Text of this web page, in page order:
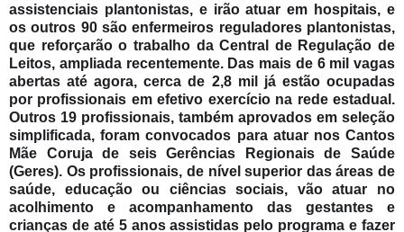
assistenciais plantonistas, e irão atuar em hospitais, e
os outros 90 são enfermeiros reguladores plantonistas,
que reforçarão o trabalho da Central de Regulação de
Leitos, ampliada recentemente. Das mais de 6 mil vagas
abertas até agora, cerca de 2,8 mil já estão ocupadas
por profissionais em efetivo exercício na rede estadual.
Outros 19 profissionais, também aprovados em seleção
simplificada, foram convocados para atuar nos Cantos
Mãe Coruja de seis Gerências Regionais de Saúde
(Geres). Os profissionais, de nível superior das áreas de
saúde, educação ou ciências sociais, vão atuar no
acolhimento e acompanhamento das gestantes e
crianças de até 5 anos assistidas pelo programa e fazer